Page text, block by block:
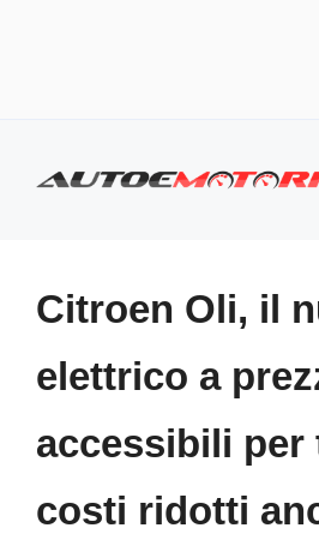
Citroen Oli, il
elettrico a
accessibili per
costi ridotti